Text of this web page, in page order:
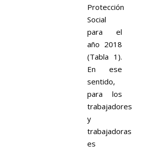
Protección
Social
para el
año 2018
(Tabla 1).
En ese
sentido,
para los
trabajadores
y
trabajadoras
es